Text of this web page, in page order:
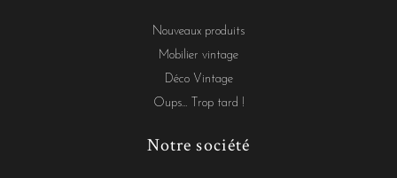
Nouveaux produits
Mobilier vintage
Déco Vintage
Oups... Trop tard !
Notre société